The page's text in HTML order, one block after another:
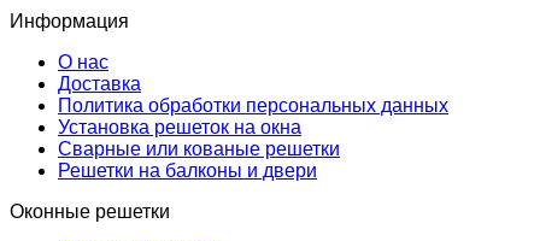
Информация
О нас
Доставка
Политика обработки персональных данных
Установка решеток на окна
Сварные или кованые решетки
Решетки на балконы и двери
Оконные решетки